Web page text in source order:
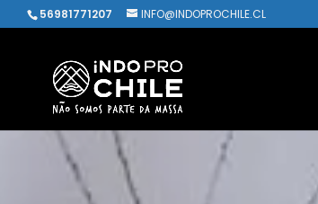
56981771207 INFO@INDOPROCHILE.CL